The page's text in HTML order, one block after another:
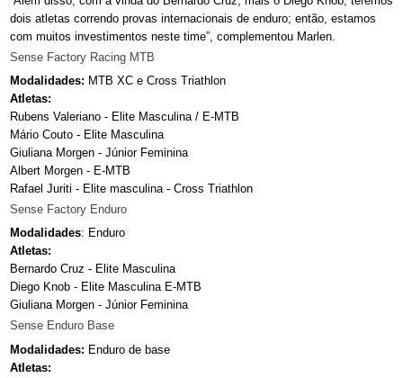
dois atletas correndo provas internacionais de enduro; então, estamos
com muitos investimentos neste time”, complementou Marlen.
Sense Factory Racing MTB
Modalidades: MTB XC e Cross Triathlon
Atletas:
Rubens Valeriano - Elite Masculina / E-MTB
Mário Couto - Elite Masculina
Giuliana Morgen - Júnior Feminina
Albert Morgen - E-MTB
Rafael Juriti - Elite masculina - Cross Triathlon
Sense Factory Enduro
Modalidades: Enduro
Atletas:
Bernardo Cruz - Elite Masculina
Diego Knob - Elite Masculina E-MTB
Giuliana Morgen - Júnior Feminina
Sense Enduro Base
Modalidades: Enduro de base
Atletas: